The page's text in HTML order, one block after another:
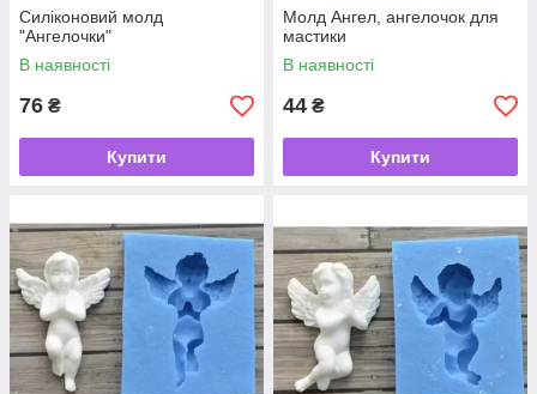
Силіконовий молд
"Ангелочки"
В наявності
76 ₴
Купити
Молд Ангел, ангелочок для
мастики
В наявності
44 ₴
Купити